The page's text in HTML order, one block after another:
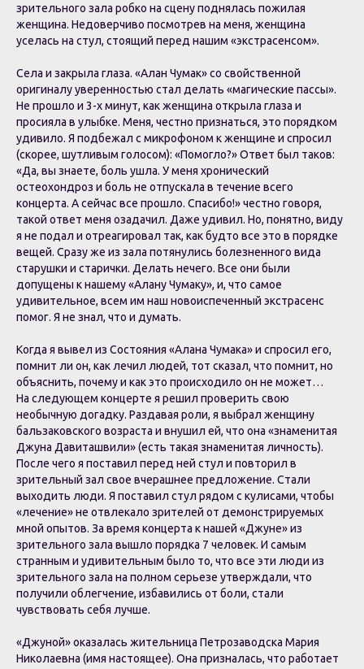
зрительного зала робко на сцену поднялась пожилая
женщина. Недоверчиво посмотрев на меня, женщина
уселась на стул, стоящий перед нашим «экстрасенсом».
Села и закрыла глаза. «Алан Чумак» со свойственной
оригиналу уверенностью стал делать «магические пассы».
Не прошло и 3-х минут, как женщина открыла глаза и
просияла в улыбке. Меня, честно признаться, это порядком
удивило. Я подбежал с микрофоном к женщине и спросил
(скорее, шутливым голосом): «Помогло?» Ответ был таков:
«Да, вы знаете, боль ушла. У меня хронический
остеохондроз и боль не отпускала в течение всего
концерта. А сейчас все прошло. Спасибо!» честно говоря,
такой ответ меня озадачил. Даже удивил. Но, понятно, виду
я не подал и отреагировал так, как будто все это в порядке
вещей. Сразу же из зала потянулись болезненного вида
старушки и старички. Делать нечего. Все они были
допущены к нашему «Алану Чумаку», и, что самое
удивительное, всем им наш новоиспеченный экстрасенс
помог. Я не знал, что и думать.
Когда я вывел из Состояния «Алана Чумака» и спросил его,
помнит ли он, как лечил людей, тот сказал, что помнит, но
объяснить, почему и как это происходило он не может…
На следующем концерте я решил проверить свою
необычную догадку. Раздавая роли, я выбрал женщину
бальзаковского возраста и внушил ей, что она «знаменитая
Джуна Давиташвили» (есть такая знаменитая личность).
После чего я поставил перед ней стул и повторил в
зрительный зал свое вчерашнее предложение. Стали
выходить люди. Я поставил стул рядом с кулисами, чтобы
«лечение» не отвлекало зрителей от демонстрируемых
мной опытов. За время концерта к нашей «Джуне» из
зрительного зала вышло порядка 7 человек. И самым
странным и удивительным было то, что все эти люди из
зрительного зала на полном серьезе утверждали, что
получили облегчение, избавились от боли, стали
чувствовать себя лучше.
«Джуной» оказалась жительница Петрозаводска Мария
Николаевна (имя настоящее). Она призналась, что работает